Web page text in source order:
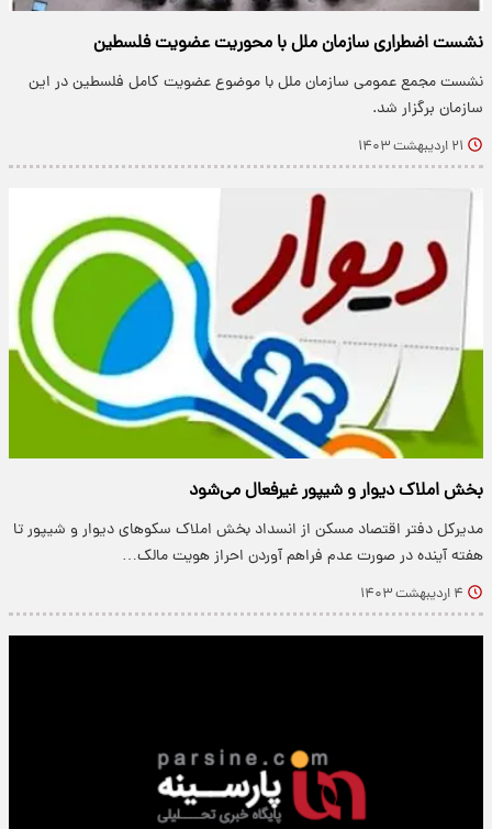
نشست اضطراری سازمان ملل با محوریت عضویت فلسطین
نشست مجمع عمومی سازمان ملل با موضوع عضویت کامل فلسطین در این
سازمان برگزار شد.
۲۱ اردیبهشت ۱۴۰۳
بخش املاک دیوار و شیپور غیرفعال می‌شود
مدیرکل دفتر اقتصاد مسکن از انسداد بخش املاک سکوهای دیوار و شیپور تا
هفته آینده در صورت عدم فراهم آوردن احراز هویت مالک…
۴ اردیبهشت ۱۴۰۳